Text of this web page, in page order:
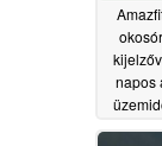
napos